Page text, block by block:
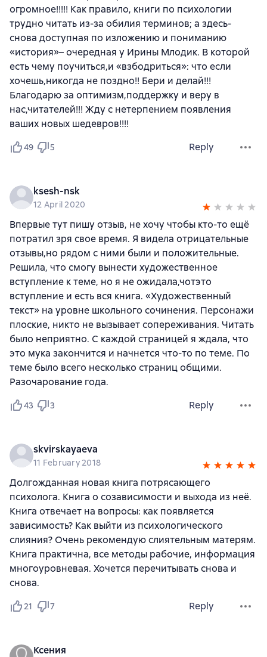
огромное!!!!! Как правило, книги по психологии
трудно читать из-за обилия терминов; а здесь-
снова доступная по изложению и пониманию
«история»– очередная у Ирины Млодик. В которой
есть чему поучиться,и «взбодриться»: что если
хочешь,никогда не поздно!! Бери и делай!!!
Благодарю за оптимизм,поддержку и веру в
нас,читателей!!! Жду с нетерпением появления
ваших новых шедевров!!!!
49 5 Reply
ksesh-nsk
12 April 2020
Впервые тут пишу отзыв, не хочу чтобы кто-то ещё
потратил зря свое время. Я видела отрицательные
отзывы,но рядом с ними были и положительные.
Решила, что смогу вынести художественное
вступление к теме, но я не ожидала,чотэто
вступление и есть вся книга. «Художественный
текст» на уровне школьного сочинения. Персонажи
плоские, никто не вызывает сопереживания. Читать
было неприятно. С каждой страницей я ждала, что
это мука закончится и начнется что-то по теме. По
теме было всего несколько страниц общими.
Разочарование года.
43 3 Reply
skvirskayaeva
11 February 2018
Долгожданная новая книга потрясающего
психолога. Книга о созависимости и выхода из неё.
Книга отвечает на вопросы: как появляется
зависимость? Как выйти из психологического
слияния? Очень рекомендую слиятельным матерям.
Книга практична, все методы рабочие, информация
многоуровневая. Хочется перечитывать снова и
снова.
21 7 Reply
Ксения